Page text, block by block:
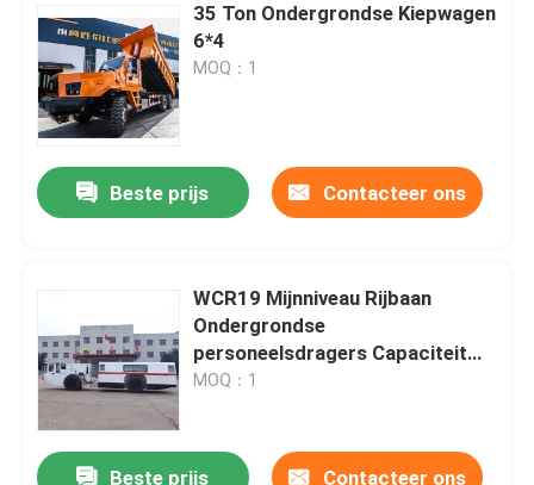
35 Ton Ondergrondse Kiepwagen
6*4
MOQ：1
Beste prijs Contacteer ons
WCR19 Mijnniveau Rijbaan
Ondergrondse
personeelsdragers Capaciteit
voor 19 personen
MOQ：1
Beste prijs Contacteer ons